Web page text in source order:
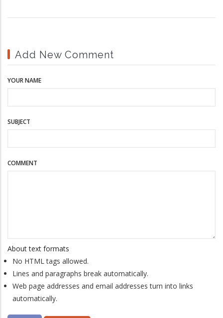
Add New Comment
YOUR NAME
SUBJECT
COMMENT
About text formats
No HTML tags allowed.
Lines and paragraphs break automatically.
Web page addresses and email addresses turn into links
automatically.